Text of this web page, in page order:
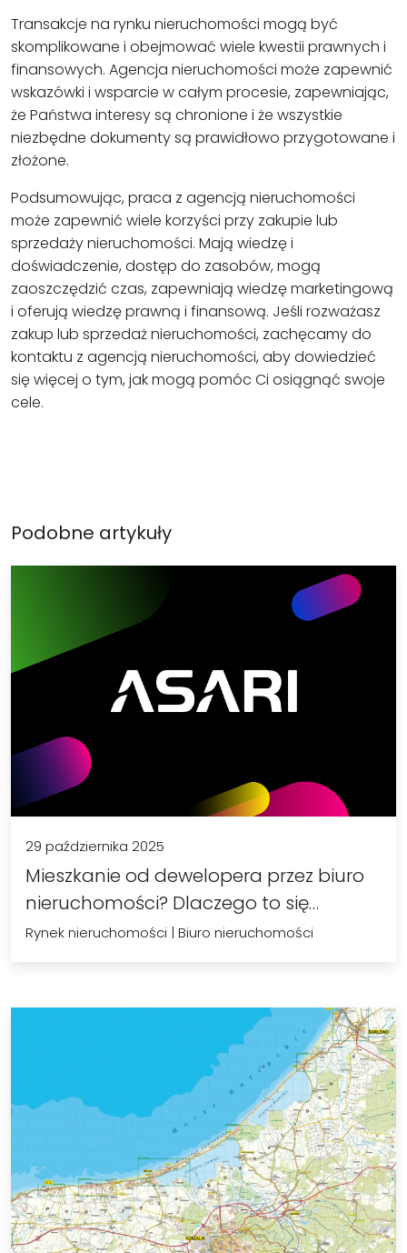
Transakcje na rynku nieruchomości mogą być
skomplikowane i obejmować wiele kwestii prawnych i
finansowych. Agencja nieruchomości może zapewnić
wskazówki i wsparcie w całym procesie, zapewniając,
że Państwa interesy są chronione i że wszystkie
niezbędne dokumenty są prawidłowo przygotowane i
złożone.
Podsumowując, praca z agencją nieruchomości
może zapewnić wiele korzyści przy zakupie lub
sprzedaży nieruchomości. Mają wiedzę i
doświadczenie, dostęp do zasobów, mogą
zaoszczędzić czas, zapewniają wiedzę marketingową
i oferują wiedzę prawną i finansową. Jeśli rozważasz
zakup lub sprzedaż nieruchomości, zachęcamy do
kontaktu z agencją nieruchomości, aby dowiedzieć
się więcej o tym, jak mogą pomóc Ci osiągnąć swoje
cele.
Podobne artykuły
29 października 2025
Mieszkanie od dewelopera przez biuro
nieruchomości? Dlaczego to się…
Rynek nieruchomości | Biuro nieruchomości